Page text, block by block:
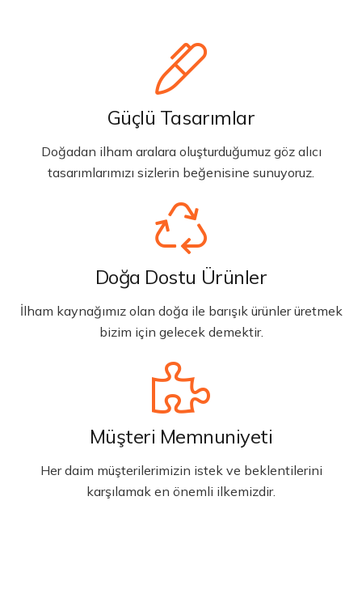
Güçlü Tasarımlar
Doğadan ilham aralara oluşturduğumuz göz alıcı
tasarımlarımızı sizlerin beğenisine sunuyoruz.
Doğa Dostu Ürünler
İlham kaynağımız olan doğa ile barışık ürünler üretmek
bizim için gelecek demektir.
Müşteri Memnuniyeti
Her daim müşterilerimizin istek ve beklentilerini
karşılamak en önemli ilkemizdir.